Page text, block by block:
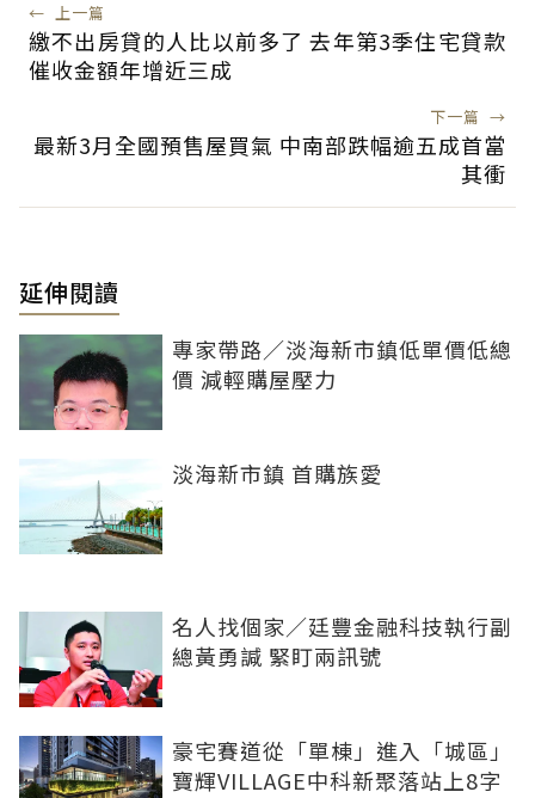
← 上一篇
繳不出房貸的人比以前多了 去年第3季住宅貸款
催收金額年增近三成
下一篇 →
最新3月全國預售屋買氣 中南部跌幅逾五成首當
其衝
延伸閱讀
專家帶路／淡海新市鎮低單價低總
價 減輕購屋壓力
淡海新市鎮 首購族愛
名人找個家／廷豐金融科技執行副
總黃勇諴 緊盯兩訊號
豪宅賽道從「單棟」進入「城區」
寶輝VILLAGE中科新聚落站上8字